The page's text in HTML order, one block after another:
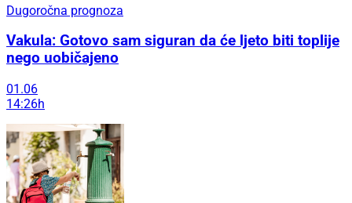
Dugoročna prognoza
Vakula: Gotovo sam siguran da će ljeto biti toplije
nego uobičajeno
01.06
14:26h